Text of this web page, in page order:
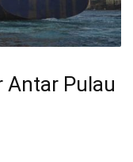
Antar Pulau